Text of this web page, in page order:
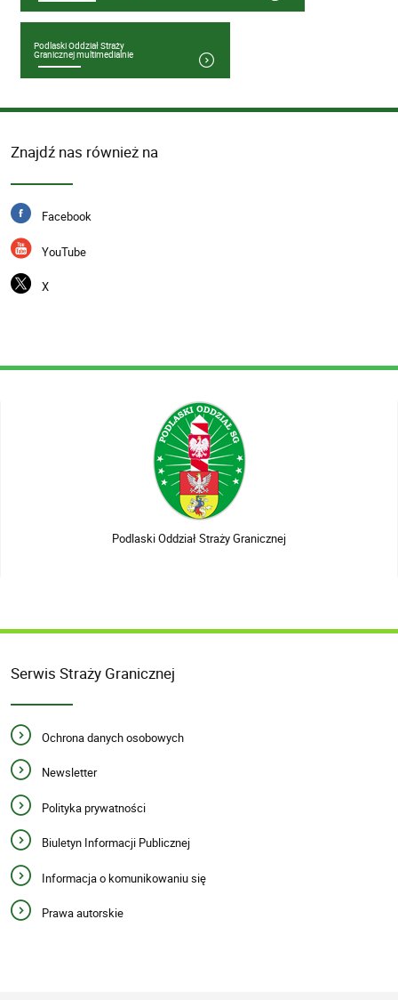
Podlaski Oddział Straży
Granicznej multimedialnie
Znajdź nas również na
Facebook
YouTube
X
Podlaski Oddział Straży Granicznej
Serwis Straży Granicznej
Ochrona danych osobowych
Newsletter
Polityka prywatności
Biuletyn Informacji Publicznej
Informacja o komunikowaniu się
Prawa autorskie